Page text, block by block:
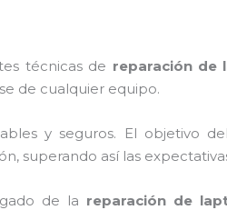
técnicas de reparación de
de cualquier equipo.
y seguros. El objetivo
superando así las
de la reparación de